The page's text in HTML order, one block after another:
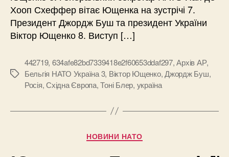
Хооп Схеффер вітає Ющенка на зустрічі 7.
Президент Джордж Буш та президент України
Віктор Ющенко 8. Виступ […]
Позначки
442719, 634afe82bd7339418e2f60653ddaf297,Архів АР,
Бельгія НАТО Україна 3, Віктор Ющенко, Джордж Буш,
Росія,Східна Європа,Тоні Блер, україна
Категорії
НОВИНИ НАТО